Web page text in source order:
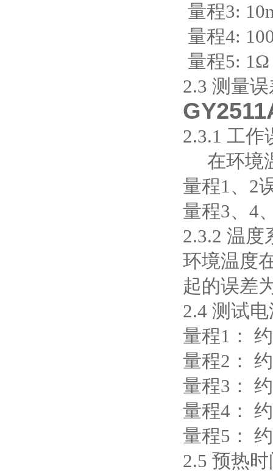
量程3:
量程4:
量程5:
2.3 测量
2.3.1 工作
在环境
量程1、2
量程3、4
2.3.2 温
环境温度
起的误差
2.4 测试
量程1：
量程2：
量程3：
量程4：
量程5：
2.5 预热